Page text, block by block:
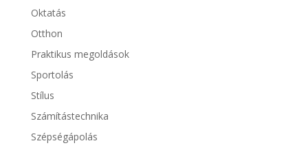
Oktatás
Otthon
Praktikus megoldások
Sportolás
Stílus
Számítástechnika
Szépségápolás